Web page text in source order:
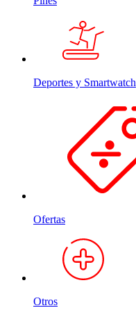
Deportes y Smartwatch
Ofertas
Otros